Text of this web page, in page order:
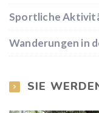
Sportliche
Wanderungen in
SIE